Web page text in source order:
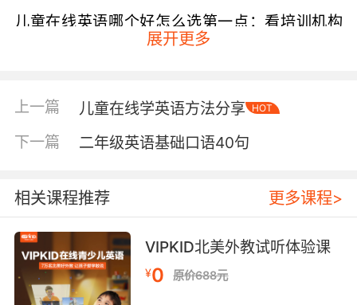
儿童在线英语哪个好怎么选第一点：看培训机构
是在培训机构的官网上约课的，那么我们也可以
通过网站信息来了解培训机构的具体情况。包括
网站的备案信息等都是需要了解的，网站页面的
赚钱为目的的机构他们是不会将心思放在制作网
站上的。网站各个页面的端口设置完善的话，那
么孩子们在上课学习的时候也会更加方便。
展开更多
上一篇 儿童在线学英语方法分享 HOT
下一篇 二年级英语基础口语40句
相关课程推荐 更多课程>
VIPKID北美外教试听体验课
¥0 原价688元